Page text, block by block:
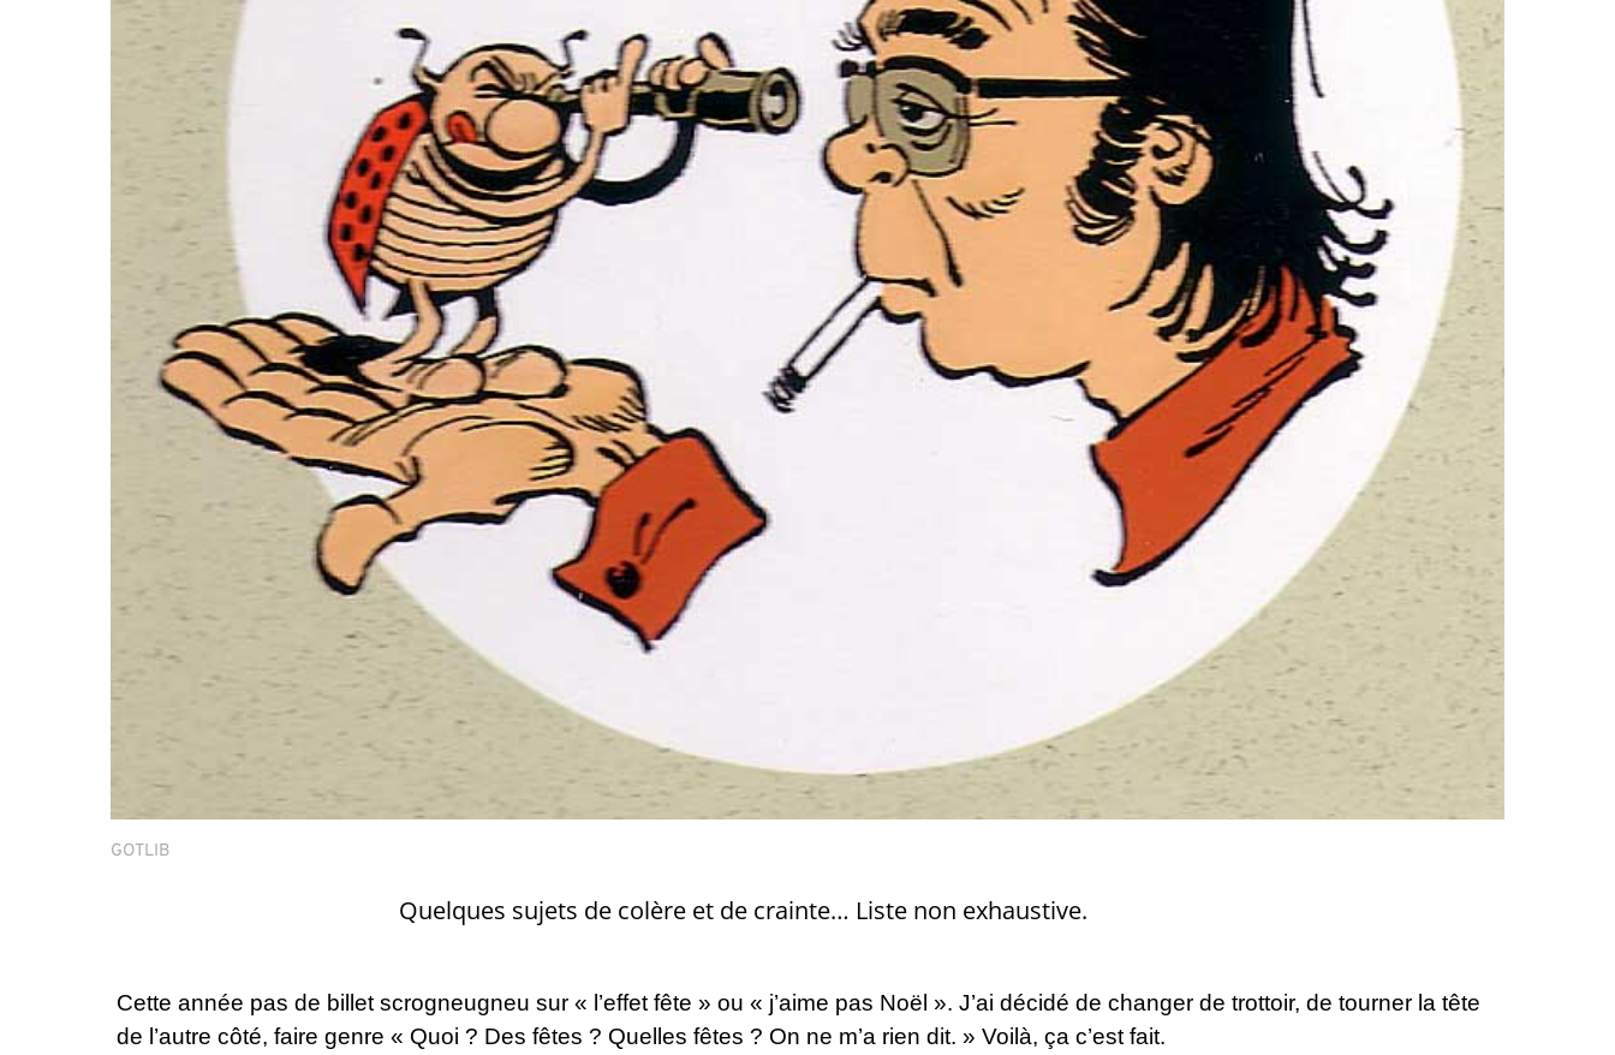
GOTLIB
Quelques sujets de colère et de crainte… Liste non exhaustive.
Cette année pas de billet scrogneugneu sur « l’effet fête » ou « j’aime pas Noël ». J’ai décidé de changer de trottoir, de tourner la tête
de l’autre côté, faire genre « Quoi ? Des fêtes ? Quelles fêtes ? On ne m’a rien dit. » Voilà, ça c’est fait.